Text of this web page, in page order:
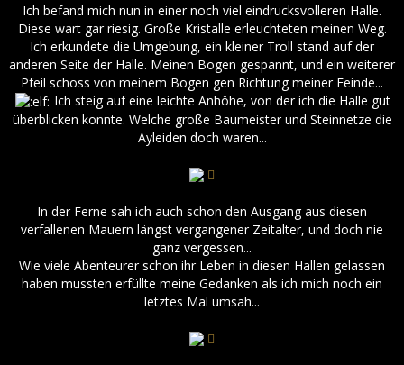
Ich befand mich nun in einer noch viel eindrucksvolleren Halle.
Diese wart gar riesig. Große Kristalle erleuchteten meinen Weg.
Ich erkundete die Umgebung, ein kleiner Troll stand auf der
anderen Seite der Halle. Meinen Bogen gespannt, und ein weiterer
Pfeil schoss von meinem Bogen gen Richtung meiner Feinde...
Ich steig auf eine leichte Anhöhe, von der ich die Halle gut
überblicken konnte. Welche große Baumeister und Steinnetze die
Ayleiden doch waren...
In der Ferne sah ich auch schon den Ausgang aus diesen
verfallenen Mauern längst vergangener Zeitalter, und doch nie
ganz vergessen...
Wie viele Abenteurer schon ihr Leben in diesen Hallen gelassen
haben mussten erfüllte meine Gedanken als ich mich noch ein
letztes Mal umsah...